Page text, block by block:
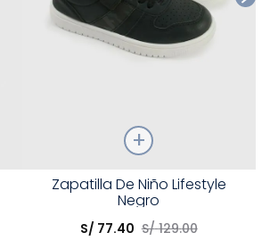
Elige una opción
Zapatilla De Niño Lifestyle
Negro
S/ 77.40 S/ 129.00